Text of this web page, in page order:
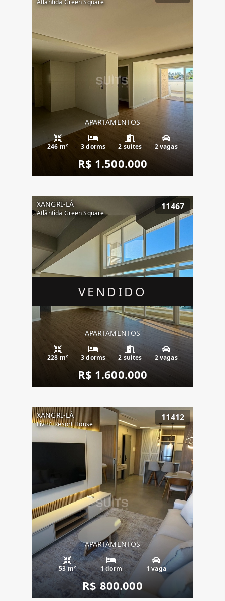
APARTAMENTOS
246 m² 3 dorms 2 suítes 2 vagas
R$ 1.500.000
VENDIDO
XANGRI-LÁ
Atlântida Green Square
11467
APARTAMENTOS
228 m² 3 dorms 2 suítes 2 vagas
R$ 1.600.000
XANGRI-LÁ
Livin'' Resort House
11412
APARTAMENTOS
53 m² 1 dorm 1 vaga
R$ 800.000